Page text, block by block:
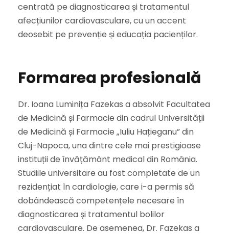
centrată pe diagnosticarea și tratamentul
afecțiunilor cardiovasculare, cu un accent
deosebit pe prevenție și educația pacienților.
Formarea profesională
Dr. Ioana Luminița Fazekas a absolvit Facultatea
de Medicină și Farmacie din cadrul Universității
de Medicină și Farmacie „Iuliu Hațieganu” din
Cluj-Napoca, una dintre cele mai prestigioase
instituții de învățământ medical din România.
Studiile universitare au fost completate de un
rezidențiat în cardiologie, care i-a permis să
dobândească competențele necesare în
diagnosticarea și tratamentul bolilor
cardiovasculare. De asemenea, Dr. Fazekas a